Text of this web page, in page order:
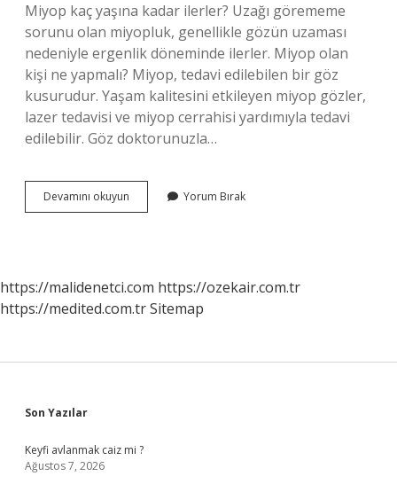
Miyop kaç yaşına kadar ilerler? Uzağı görememe
sorunu olan miyopluk, genellikle gözün uzaması
nedeniyle ergenlik döneminde ilerler. Miyop olan
kişi ne yapmalı? Miyop, tedavi edilebilen bir göz
kusurudur. Yaşam kalitesini etkileyen miyop gözler,
lazer tedavisi ve miyop cerrahisi yardımıyla tedavi
edilebilir. Göz doktorunuzla…
Devamını okuyun
Tehlikeli
Yorum Bırak
https://malidenetci.com https://ozekair.com.tr
https://medited.com.trSitemap
Sidebar
Son Yazılar
Keyfi avlanmak caiz mi ?
Ağustos 7, 2026